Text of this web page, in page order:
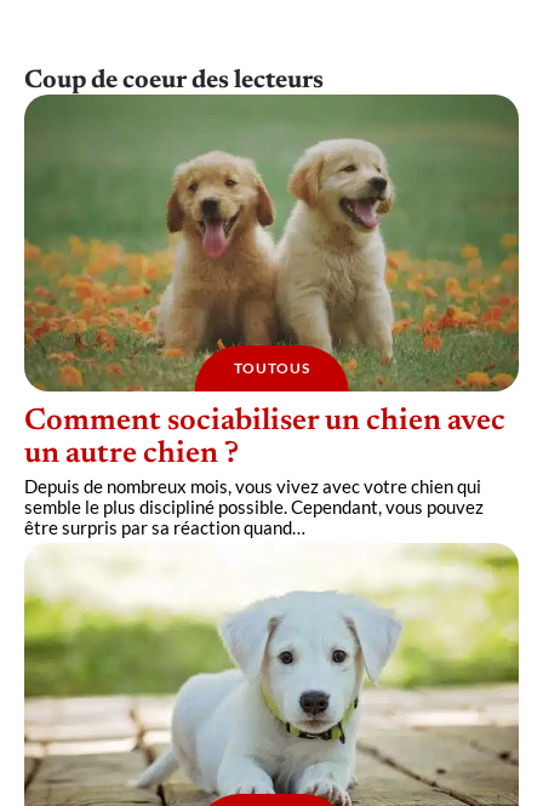
Coup de coeur des lecteurs
TOUTOUS
Comment sociabiliser un chien avec
un autre chien ?
Depuis de nombreux mois, vous vivez avec votre chien qui
semble le plus discipliné possible. Cependant, vous pouvez
être surpris par sa réaction quand…